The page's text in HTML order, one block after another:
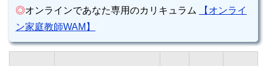
◎オンラインであなた専用のカリキュラム
【オンライ
ン家庭教師WAM】